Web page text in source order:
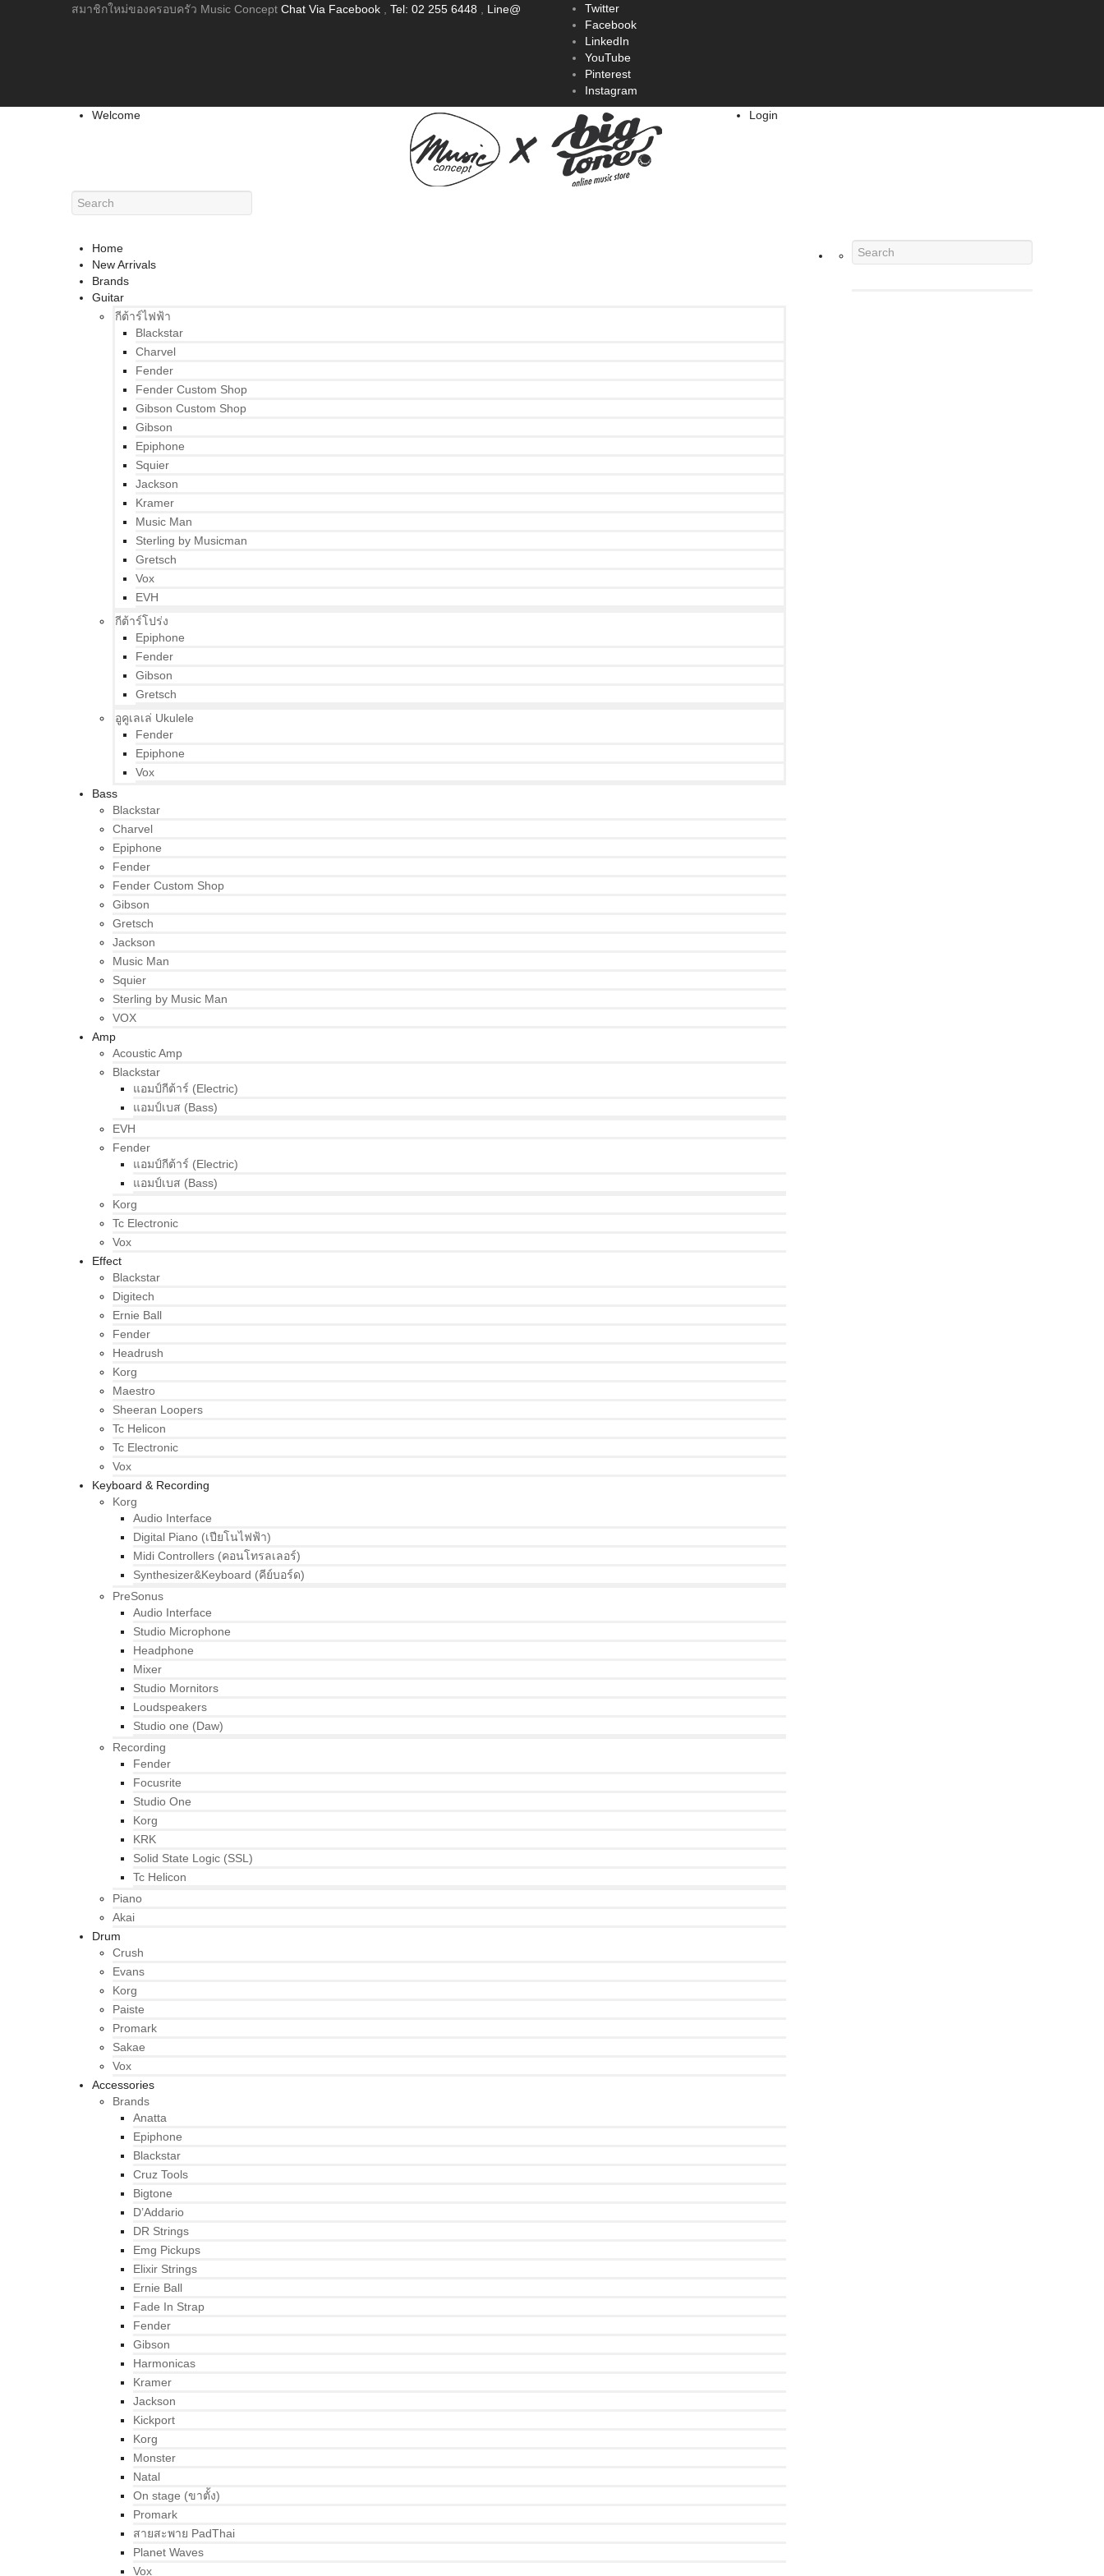
สมาชิกใหม่ของครอบครัว Music Concept Chat Via Facebook Tel: 02 255 6448 Line@
Twitter
Facebook
LinkedIn
YouTube
Pinterest
Instagram
Welcome
Login
Home
New Arrivals
Brands
Guitar
กีต้าร์ไฟฟ้า
Blackstar
Charvel
Fender
Fender Custom Shop
Gibson Custom Shop
Gibson
Epiphone
Squier
Jackson
Kramer
Music Man
Sterling by Musicman
Gretsch
Vox
EVH
กีต้าร์โปร่ง
Epiphone
Fender
Gibson
Gretsch
อูคูเลเล่ Ukulele
Fender
Epiphone
Vox
Bass
Blackstar
Charvel
Epiphone
Fender
Fender Custom Shop
Gibson
Gretsch
Jackson
Music Man
Squier
Sterling by Music Man
VOX
Amp
Acoustic Amp
Blackstar
แอมป์กีต้าร์ (Electric)
แอมป์เบส (Bass)
EVH
Fender
แอมป์กีต้าร์ (Electric)
แอมป์เบส (Bass)
Korg
Tc Electronic
Vox
Effect
Blackstar
Digitech
Ernie Ball
Fender
Headrush
Korg
Maestro
Sheeran Loopers
Tc Helicon
Tc Electronic
Vox
Keyboard & Recording
Korg
Audio Interface
Digital Piano (เปียโนไฟฟ้า)
Midi Controllers (คอนโทรลเลอร์)
Synthesizer&Keyboard (คีย์บอร์ด)
PreSonus
Audio Interface
Studio Microphone
Headphone
Mixer
Studio Mornitors
Loudspeakers
Studio one (Daw)
Recording
Fender
Focusrite
Studio One
Korg
KRK
Solid State Logic (SSL)
Tc Helicon
Piano
Akai
Drum
Crush
Evans
Korg
Paiste
Promark
Sakae
Vox
Accessories
Brands
Anatta
Epiphone
Blackstar
Cruz Tools
Bigtone
D’Addario
DR Strings
Emg Pickups
Elixir Strings
Ernie Ball
Fade In Strap
Fender
Gibson
Harmonicas
Kramer
Jackson
Kickport
Korg
Monster
Natal
On stage (ขาตั้ง)
Promark
สายสะพาย PadThai
Planet Waves
Vox